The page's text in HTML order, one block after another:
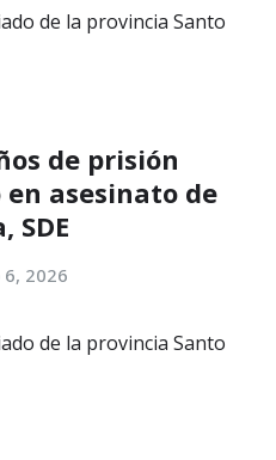
de prisión
asesinato de
SDE
6, 2026